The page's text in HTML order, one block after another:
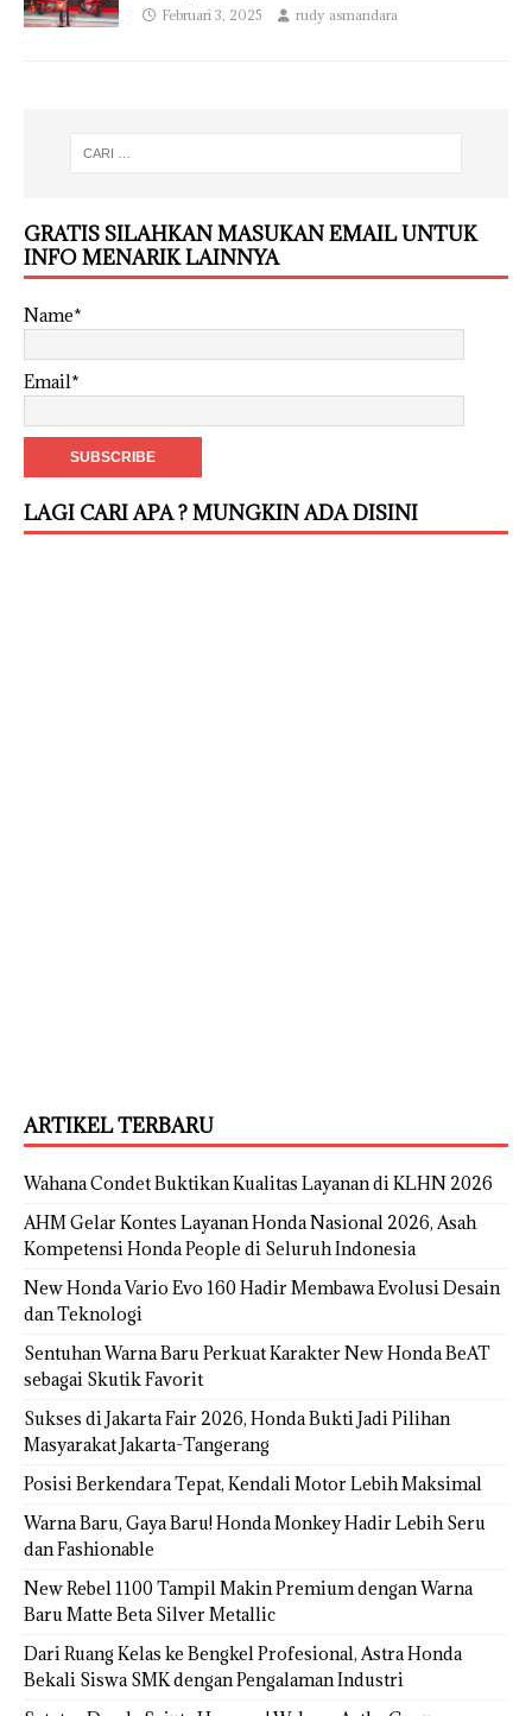
Februari 3, 2025 rudy asmandara
GRATIS SILAHKAN MASUKAN EMAIL UNTUK
INFO MENARIK LAINNYA
Name*
Email*
LAGI CARI APA ? MUNGKIN ADA DISINI
ARTIKEL TERBARU
Wahana Condet Buktikan Kualitas Layanan di KLHN 2026
AHM Gelar Kontes Layanan Honda Nasional 2026, Asah
Kompetensi Honda People di Seluruh Indonesia
New Honda Vario Evo 160 Hadir Membawa Evolusi Desain
dan Teknologi
Sentuhan Warna Baru Perkuat Karakter New Honda BeAT
sebagai Skutik Favorit
Sukses di Jakarta Fair 2026, Honda Bukti Jadi Pilihan
Masyarakat Jakarta-Tangerang
Posisi Berkendara Tepat, Kendali Motor Lebih Maksimal
Warna Baru, Gaya Baru! Honda Monkey Hadir Lebih Seru
dan Fashionable
New Rebel 1100 Tampil Makin Premium dengan Warna
Baru Matte Beta Silver Metallic
Dari Ruang Kelas ke Bengkel Profesional, Astra Honda
Bekali Siswa SMK dengan Pengalaman Industri